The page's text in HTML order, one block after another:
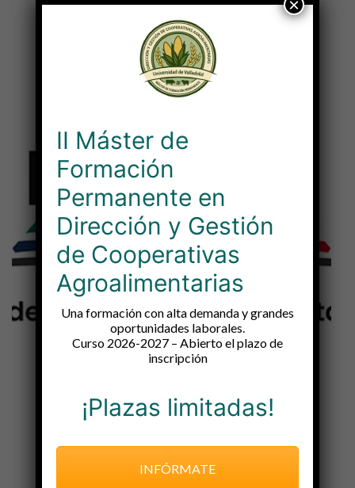
MÁS INFORMACIÓN
II Máster de
Formación
Permanente en
Dirección y Gestión
de Cooperativas
Agroalimentarias
Una formación con alta demanda y grandes
oportunidades laborales.
Curso 2026-2027 – Abierto el plazo de
inscripción
¡Plazas limitadas!
INFÓRMATE
×